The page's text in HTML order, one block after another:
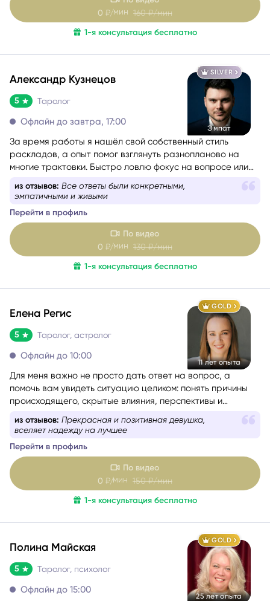
0 ₽/мин 160 ₽/мин
1-я консультация бесплатно
SILVER
Эмпат
Александр Кузнецов
5 Таролог
Офлайн до завтра, 17:00
За время работы я нашёл свой собственный стиль
раскладов, а опыт помог взглянуть разнопланово на
многие трактовки. Быстро ловлю фокус на вопросе или
проблеме обращающегося. Люблю уместный юмор и на
консультациях создаю максимально дружелюбную
Моя цель — сделать так,
ответ, но и ушли с консультации позитивно заряженными
.
из отзывов: Все ответы были конкретными,
эмпатичными и живыми
Перейти в профиль
По видео
0 ₽/мин 130 ₽/мин
1-я консультация бесплатно
GOLD
11 лет опыта
Елена Регис
5 Таролог, астролог
Офлайн до 10:00
Для меня важно не просто дать ответ на вопрос, а
помочь вам увидеть ситуацию целиком: понять причины
происходящего, скрытые влияния, перспективы и
возможности, которые вы можете не замечать сейчас. Я
не люблю запугивания, категоричные прогнозы и истории
консультации у вас появилось не ещё больше тревоги, а
ясность, понимание и ощущение, что ситуация решаема.
из отзывов: Всё хорошо объяснила, всё по полочкам
разложила
Перейти в профиль
По видео
0 ₽/мин150 ₽/мин
1-я консультация бесплатно
GOLD
25 лет опыта
Полина Майская
5 Таролог, психолог
Офлайн до 15:00